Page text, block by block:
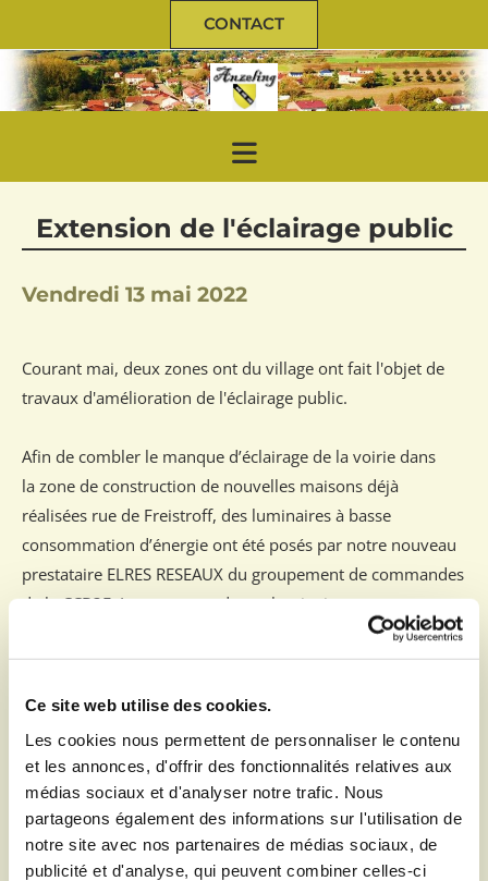
Ce site web utilise des cookies.
Les cookies nous permettent de personnaliser le contenu
et les annonces, d'offrir des fonctionnalités relatives aux
médias sociaux et d'analyser notre trafic. Nous
partageons également des informations sur l'utilisation de
notre site avec nos partenaires de médias sociaux, de
publicité et d'analyse, qui peuvent combiner celles-ci
CONTACT
Extension de l'éclairage public
Vendredi 13 mai 2022
Courant mai, deux zones ont du village ont fait l'objet de
travaux d'amélioration de l'éclairage public.
Afin de combler le manque d’éclairage de la voirie dans
la zone de construction de nouvelles maisons déjà
réalisées rue de Freistroff, des luminaires à basse
consommation d’énergie ont été posés par notre nouveau
prestataire ELRES RESEAUX du groupement de commandes
de la CCB3F. Les supports de ces luminaires ne sont autres
d'enfouissement.
conséquence de l'enfouissement des réseaux, une zone
non éclairée dans le cœur d’Edling est apparue. Un
nouveau luminaire a donc été posé sur un poteau existant
sans éclairage.